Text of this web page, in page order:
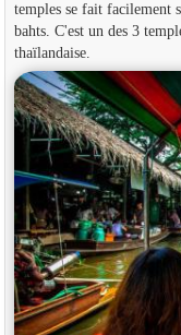
temples se fait facilement
bahts. C'est un des 3
thaïlandaise.